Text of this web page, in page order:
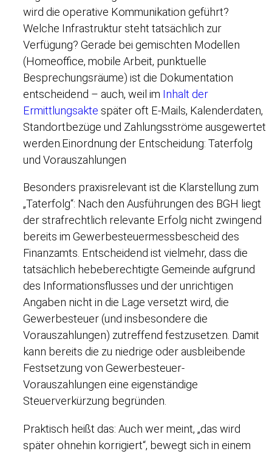
wird die operative Kommunikation geführt?
Welche Infrastruktur steht tatsächlich zur
Verfügung? Gerade bei gemischten Modellen
(Homeoffice, mobile Arbeit, punktuelle
Besprechungsräume) ist die Dokumentation
entscheidend – auch, weil im Inhalt der
Ermittlungsakte später oft E-Mails, Kalenderdaten,
Standortbezüge und Zahlungsströme ausgewertet
werden.Einordnung der Entscheidung: Taterfolg
und Vorauszahlungen
Besonders praxisrelevant ist die Klarstellung zum
„Taterfolg“: Nach den Ausführungen des BGH liegt
der strafrechtlich relevante Erfolg nicht zwingend
bereits im Gewerbesteuermessbescheid des
Finanzamts. Entscheidend ist vielmehr, dass die
tatsächlich hebeberechtigte Gemeinde aufgrund
des Informationsflusses und der unrichtigen
Angaben nicht in die Lage versetzt wird, die
Gewerbesteuer (und insbesondere die
Vorauszahlungen) zutreffend festzusetzen. Damit
kann bereits die zu niedrige oder ausbleibende
Festsetzung von Gewerbesteuer-
Vorauszahlungen eine eigenständige
Steuerverkürzung begründen.
Praktisch heißt das: Auch wer meint, „das wird
später ohnehin korrigiert“, bewegt sich in einem